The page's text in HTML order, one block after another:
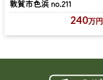
敦賀市色浜 no.211
240万円